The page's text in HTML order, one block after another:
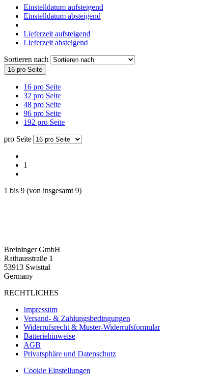
Einstelldatum aufsteigend
Einstelldatum absteigend
Lieferzeit aufsteigend
Lieferzeit absteigend
Sortieren nach
16 pro Seite
16 pro Seite
32 pro Seite
48 pro Seite
96 pro Seite
192 pro Seite
pro Seite
1
1 bis 9 (von insgesamt 9)
Breininger GmbH
Rathausstraße 1
53913 Swisttal
Germany
RECHTLICHES
Impressum
Versand- & Zahlungsbedingungen
Widerrufsrecht & Muster-Widerrufsformular
Batteriehinweise
AGB
Privatsphäre und Datenschutz
Cookie Einstellungen